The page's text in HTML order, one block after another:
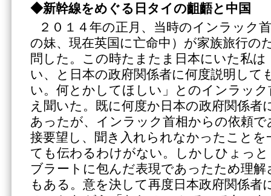
◆新幹線をめぐる日タイの齟齬と中国
２０１４年の正月、当時のインラック
の妹、現在英国に亡命中）が家族旅行の
問した。この時たまたま日本にいた私は
い、と日本の政府関係者に何度説明して
い。何とかしてほしい」とのインラッ
え聞いた。既に何度か日本の政府関係者
あったが、インラック首相からの依頼
接要望し、聞き入れられなかったことを
ても伝わるわけがない。しかしひょっ
ブラートに包んだ表現であったため理
もある。意を決して再度日本政府関係者